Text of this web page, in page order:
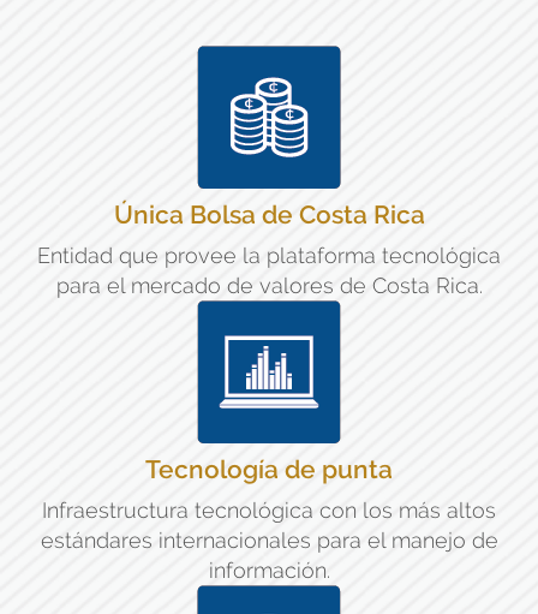
Única Bolsa de Costa Rica
Entidad que provee la plataforma tecnológica
para el mercado de valores de Costa Rica.
Tecnología de punta
Infraestructura tecnológica con los más altos
estándares internacionales para el manejo de
información.